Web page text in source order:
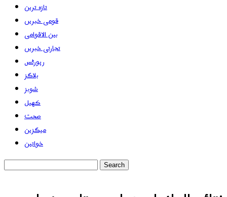
تازہ ترین
قومی خبریں
بین الاقوامی
تجارتی خبریں
رپورٹس
بلاگز
شوبز
کھیل
صحت
میگزین
خواتین